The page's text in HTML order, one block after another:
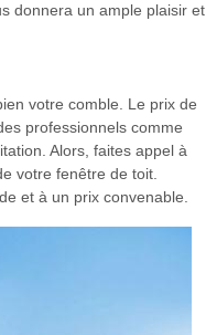
donnera un ample plaisir et
votre comble. Le prix de
professionnels comme
Alors, faites appel à
votre fenêtre de toit.
et à un prix convenable.